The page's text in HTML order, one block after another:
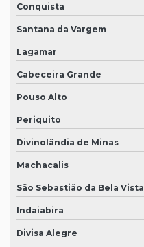
Conquista
Santana da Vargem
Lagamar
Cabeceira Grande
Pouso Alto
Periquito
Divinolândia de Minas
Machacalis
São Sebastião da Bela Vista
Indaiabira
Divisa Alegre